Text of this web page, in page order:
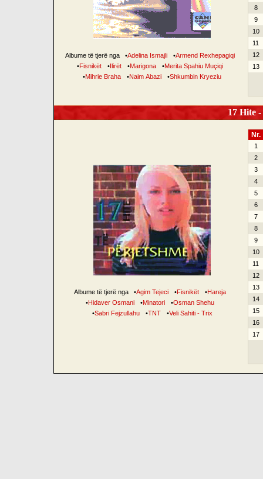
Albume të tjerë nga •Adelina Ismajli •Armend Rexhepagiqi
•Fisnikët •Ilirët •Marigona •Merita Spahiu Muçiqi
•Mihrie Braha •Naim Abazi •Shkumbin Kryeziu
8
9
10
11
12
13
17 Hite
Albume të tjerë nga •Agim Tejeci •Fisnikët •Hareja
•Hidaver Osmani •Minatori •Osman Shehu
•Sabri Fejzullahu •TNT •Veli Sahiti - Trix
Nr.
1
2
3
4
5
6
7
8
9
10
11
12
13
14
15
16
17